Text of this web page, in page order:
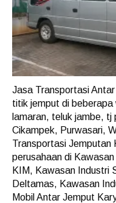
Jasa Transportasi
titik jemput di
lamaran, teluk jambe,
Cikampek, Purwasari,
Transportasi Jemputan
perusahaan di
KIM, Kawasan Industri
Deltamas, Kawasan
Mobil Antar Jemput